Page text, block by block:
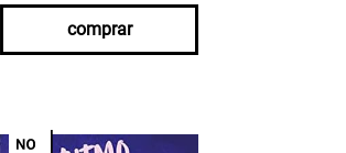
comprar